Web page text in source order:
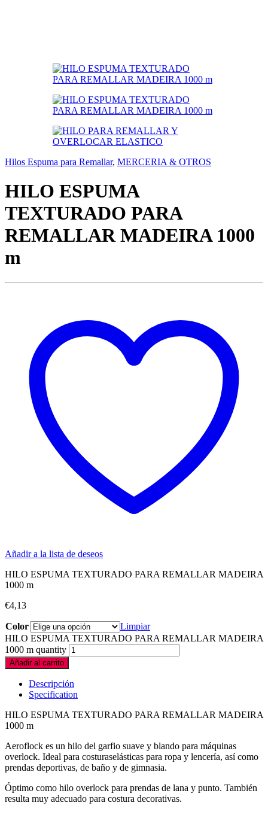
Hilos Espuma para Remallar, MERCERIA & OTROS
HILO ESPUMA
TEXTURADO PARA
REMALLAR MADEIRA 1000
m
Añadir a la lista de deseos
HILO ESPUMA TEXTURADO PARA REMALLAR MADEIRA
1000 m
€4,13
Color
Limpiar
HILO ESPUMA TEXTURADO PARA REMALLAR MADEIRA
1000 m quantity
Añadir al carrito
Descripción
Specification
HILO ESPUMA TEXTURADO PARA REMALLAR MADEIRA
1000 m
Aeroflock es un hilo del garfio suave y blando para máquinas
overlock. Ideal para costuraselásticas para ropa y lencería, así como
prendas deportivas, de baño y de gimnasia.
Óptimo como hilo overlock para prendas de lana y punto. También
resulta muy adecuado para costura decorativas.